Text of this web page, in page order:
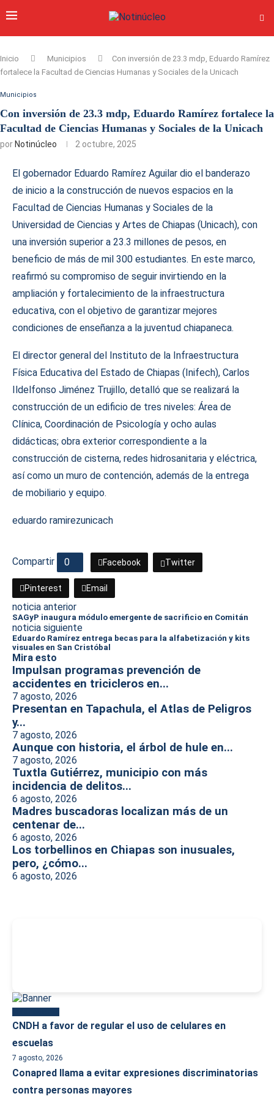
Inicio Municipios
Con inversión de 23.3 mdp, Eduardo Ramírez
fortalece la Facultad de Ciencias Humanas y Sociales de la Unicach
Municipios
Con inversión de 23.3 mdp, Eduardo Ramírez fortalece la
Facultad de Ciencias Humanas y Sociales de la Unicach
por Notinúcleo 2 octubre, 2025
El gobernador Eduardo Ramírez Aguilar dio el banderazo
de inicio a la construcción de nuevos espacios en la
Facultad de Ciencias Humanas y Sociales de la
Universidad de Ciencias y Artes de Chiapas (Unicach), con
una inversión superior a 23.3 millones de pesos, en
beneficio de más de mil 300 estudiantes. En este marco,
reafirmó su compromiso de seguir invirtiendo en la
ampliación y fortalecimiento de la infraestructura
educativa, con el objetivo de garantizar mejores
condiciones de enseñanza a la juventud chiapaneca.
El director general del Instituto de la Infraestructura
Física Educativa del Estado de Chiapas (Inifech), Carlos
Ildelfonso Jiménez Trujillo, detalló que se realizará la
construcción de un edificio de tres niveles: Área de
Clínica, Coordinación de Psicología y ocho aulas
didácticas; obra exterior correspondiente a la
construcción de cisterna, redes hidrosanitaria y eléctrica,
así como un muro de contención, además de la entrega
de mobiliario y equipo.
eduardo ramirezunicach
Compartir 0 Facebook Twitter
Pinterest Email
noticia anterior
SAGyP inaugura módulo emergente de sacrificio en Comitán
noticia siguiente
Eduardo Ramírez entrega becas para la alfabetización y kits
visuales en San Cristóbal
Mira esto
Impulsan programas prevención de
accidentes en tricicleros en...
7 agosto, 2026
Presentan en Tapachula, el Atlas de Peligros
y...
7 agosto, 2026
Aunque con historia, el árbol de hule en...
7 agosto, 2026
Tuxtla Gutiérrez, municipio con más
incidencia de delitos...
6 agosto, 2026
Madres buscadoras localizan más de un
centenar de...
6 agosto, 2026
Los torbellinos en Chiapas son inusuales,
pero, ¿cómo...
6 agosto, 2026
CNDH a favor de regular el uso de celulares en
escuelas
7 agosto, 2026
Conapred llama a evitar expresiones discriminatorias
contra personas mayores